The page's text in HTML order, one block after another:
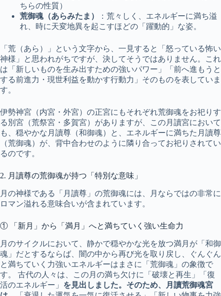
ちらの性質）
荒御魂（あらみたま）
：荒々しく、エネルギーに満ち溢
れ、時に天変地異を起こすほどの「躍動的」な姿。
「荒（あら）」という文字から、一見すると「怒っている怖い
神様」と思われがちですが、決してそうではありません。これ
は「新しいものを生み出すための強いパワー」「前へ進もうと
する前進力・現世利益を動かす行動力」そのものを表していま
す。
伊勢神宮（内宮・外宮）の正宮にもそれぞれ荒御魂をお祀りす
る別宮（荒祭宮・多賀宮）がありますが、この月讀宮において
も、穏やかな月讀尊（和御魂）と、エネルギーに満ちた月讀尊
（荒御魂）が、背中合わせのように隣り合ってお祀りされてい
るのです。
2. 月讀尊の荒御魂が持つ「特別な意味」
月の神様である「月讀尊」の荒御魂には、月ならではの非常に
ロマン溢れる意味合いが含まれています。
① 「新月」から「満月」へと満ちていく強い生命力
月のサイクルにおいて、静かで穏やかな光を放つ満月が「和御
魂」だとするならば、闇の中から再び光を取り戻し、ぐんぐん
と満ちていく力強いエネルギーはまさに「荒御魂」の象徴で
す。 古代の人々は、この月の満ち欠けに「破壊と再生」「復
活のエネルギー」 を見出しました。そのため、月讀荒御魂宮